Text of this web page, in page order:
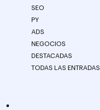
SEO
PY
ADS
NEGOCIOS
DESTACADAS
TODAS LAS ENTRADAS